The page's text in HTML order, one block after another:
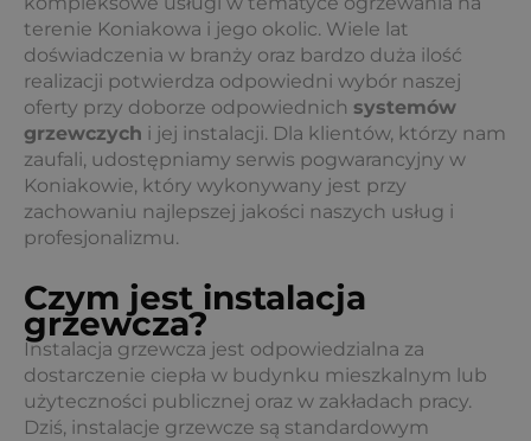
terenie Koniakowa i jego okolic. Wiele lat
doświadczenia w branży oraz bardzo duża ilość
realizacji potwierdza odpowiedni wybór naszej
oferty przy doborze odpowiednich systemów
grzewczych i jej instalacji. Dla klientów, którzy nam
zaufali, udostępniamy serwis pogwarancyjny w
Koniakowie, który wykonywany jest przy
zachowaniu najlepszej jakości naszych usług i
profesjonalizmu.
Czym jest instalacja
grzewcza?
Instalacja grzewcza jest odpowiedzialna za
dostarczenie ciepła w budynku mieszkalnym lub
użyteczności publicznej oraz w zakładach pracy.
Dziś, instalacje grzewcze są standardowym